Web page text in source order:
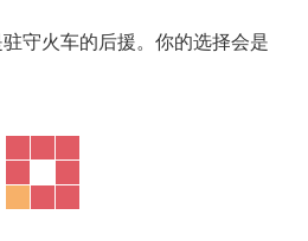
守火车的后援。你的选择会是